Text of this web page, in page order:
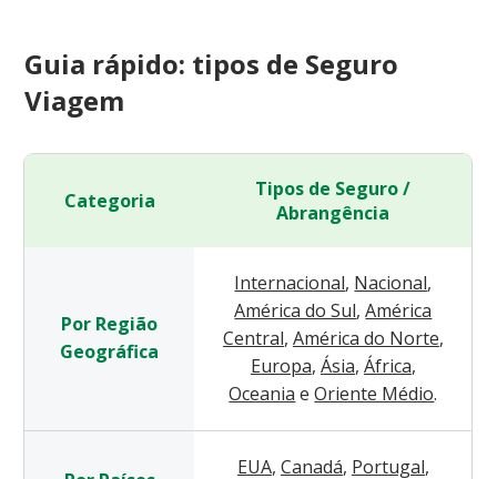
Guia rápido: tipos de Seguro
Viagem
Categoria
Tipos de Seguro /
Abrangência
Por Região
Geográfica
Internacional, Nacional,
América do Sul, América
Central, América do Norte,
Europa, Ásia, África,
Oceania e Oriente Médio.
EUA, Canadá, Portugal,